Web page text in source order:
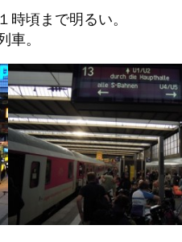
頃まで明るい。
。